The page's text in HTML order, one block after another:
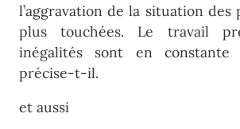
l’aggravation de la situation des
plus touchées. Le travail
inégalités sont en constante
précise-t-il.
et aussi